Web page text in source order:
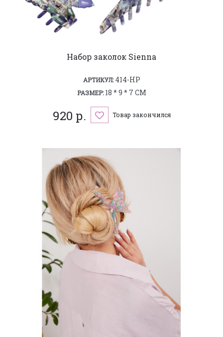
Набор заколок Sienna
АРТИКУЛ:414-HP
РАЗМЕР:18 * 9 * 7 СМ
920 р. Товар закончился